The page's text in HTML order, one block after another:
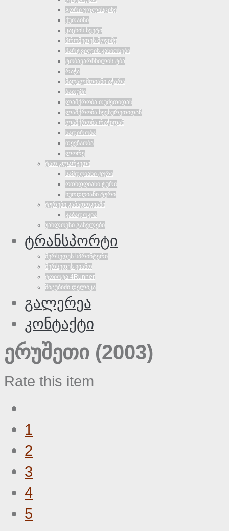
გორი უფლისციხე
ქუთაისი
კაცხის სვეტი
პრომეთეს მღვიმე
მარტვილის კანიონები
ტობავარჩხილის ტბა
რაჭა
მაღალმთიანი აჭარა
ბათუმი
ლაშქრობა თუშეთიდან
ლაშქრობა ხევსურეთიდან
ლაშქრობა რაჭიდან
ნადირობა
თევზაობა
ლორე
ტაო-კლარჯეთი
სამდღიანი ტური
ოთხდღიანი ტური
ხუთდღიანი ტური
ტურები კაბადოკიაში
კაბადოკია
უახლოესი გასვლები
ტრანსპორტი
მერსედეს სპრინტერი
მერსედეს ვიანო
ტოიოტა 4Runner
მიცუბიში დელიკა
გალერეა
კონტაქტი
ერუშეთი (2003)
Rate this item
1
2
3
4
5